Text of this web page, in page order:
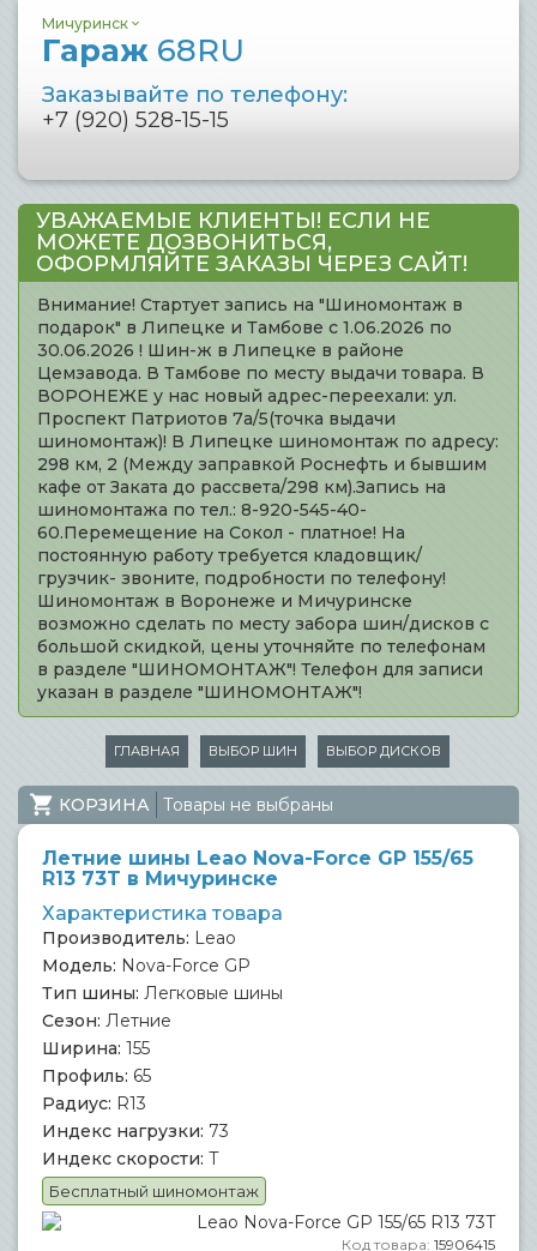
Мичуринск
Гараж 68RU
Заказывайте по телефону:
+7 (920) 528-15-15
УВАЖАЕМЫЕ КЛИЕНТЫ! ЕСЛИ НЕ
МОЖЕТЕ ДОЗВОНИТЬСЯ,
ОФОРМЛЯЙТЕ ЗАКАЗЫ ЧЕРЕЗ САЙТ!
Внимание! Стартует запись на "Шиномонтаж в
подарок" в Липецке и Тамбове с 1.06.2026 по
30.06.2026 ! Шин-ж в Липецке в районе
Цемзавода. В Тамбове по месту выдачи товара. В
ВОРОНЕЖЕ у нас новый адрес-переехали: ул.
Проспект Патриотов 7а/5(точка выдачи
шиномонтаж)! В Липецке шиномонтаж по адресу:
298 км, 2 (Между заправкой Роснефть и бывшим
кафе от Заката до рассвета/298 км).Запись на
шиномонтажа по тел.: 8-920-545-40-
60.Перемещение на Сокол - платное! На
постоянную работу требуется кладовщик/
грузчик- звоните, подробности по телефону!
Шиномонтаж в Воронеже и Мичуринске
возможно сделать по месту забора шин/дисков с
большой скидкой, цены уточняйте по телефонам
в разделе "ШИНОМОНТАЖ"! Телефон для записи
указан в разделе "ШИНОМОНТАЖ"!
ГЛАВНАЯ ВЫБОР ШИН ВЫБОР ДИСКОВ
КОРЗИНА Товары не выбраны
Летние шины Leao Nova-Force GP 155/65
R13 73T в Мичуринске
Характеристика товара
Производитель: Leao
Модель: Nova-Force GP
Тип шины: Легковые шины
Сезон: Летние
Ширина: 155
Профиль: 65
Радиус: R13
Индекс нагрузки: 73
Индекс скорости: T
Бесплатный шиномонтаж
Код товара: 15906415